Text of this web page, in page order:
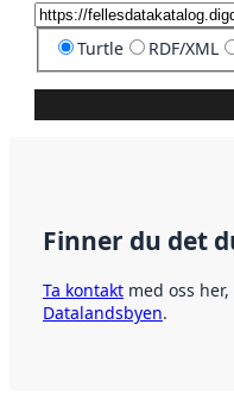
Turtle RDF/XML
Finner du det
Ta kontakt med oss
Datalandsbyen.